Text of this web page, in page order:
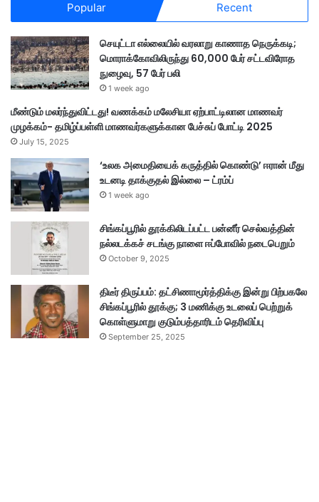
Popular Recent
செயுட்டா எல்லையில் வரலாறு காணாத நெருக்கடி;
மொராக்கோவிலிருந்து 60,000 பேர் சட்டவிரோத
நுழைவு, 57 பேர் பலி
1 week ago
மீண்டும் மலர்ந்துவிட்டது! வணக்கம் மலேசியா ஏற்பாட்டிலான மாணவர்
முழக்கம்- தமிழ்ப்பள்ளி மாணவர்களுக்கான பேச்சுப் போட்டி 2025
July 15, 2025
‘உலக அமைதியைக் கருத்தில் கொண்டு’ ஈரான் மீது
உடனடி தாக்குதல் இல்லை – ட்ரம்ப்
1 week ago
சிங்கப்பூரில் தூக்கிலிடப்பட்ட பன்னீர் செல்வத்தின்
நல்லடக்கச் சடங்கு நாளை ஈப்போவில் நடைபெறும்
October 9, 2025
திடீர் திருப்பம்: தட்சிணாமூர்த்திக்கு இன்று பிற்பகலே
சிங்கப்பூரில் தூக்கு; 3 மணிக்கு உடலைப் பெற்றுக்
கொள்ளுமாறு குடும்பத்தாரிடம் தெரிவிப்பு
September 25, 2025